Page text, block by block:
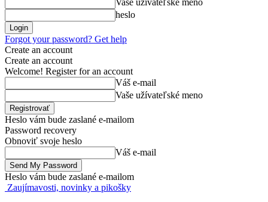
Vaše užívateľské meno
heslo
Forgot your password? Get help
Create an account
Create an account
Welcome! Register for an account
Váš e-mail
Vaše užívateľské meno
Heslo vám bude zaslané e-mailom
Password recovery
Obnoviť svoje heslo
Váš e-mail
Heslo vám bude zaslané e-mailom
Zaujímavosti, novinky a pikošky